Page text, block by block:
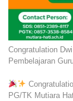
Congratulation
Pembelajaran
PG/TK Mutiara